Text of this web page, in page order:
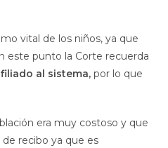
vital de los niños, ya que
este punto la Corte recuerda
al sistema, por lo que
era muy costoso y que
recibo ya que es